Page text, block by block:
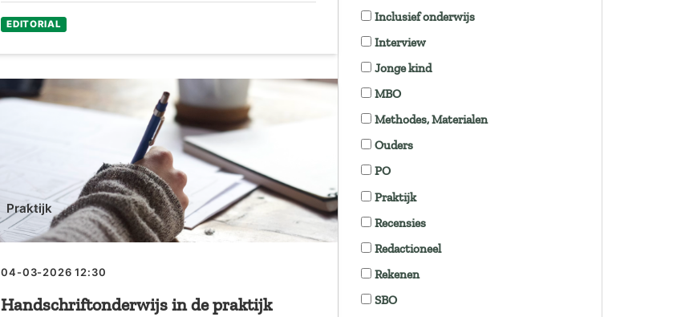
EDITORIAL
Handschriftonderwijs in de praktijk
04-03-2026 12:30
Praktijk
Inclusief onderwijs
Interview
Jonge kind
MBO
Methodes, Materialen
Ouders
PO
Praktijk
Recensies
Redactioneel
Rekenen
SBO